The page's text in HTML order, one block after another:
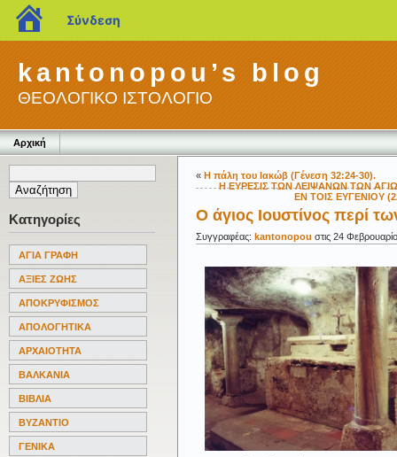
kantonopou’s blog
ΘΕΟΛΟΓΙΚΟ ΙΣΤΟΛΟΓΙΟ
Αρχική
Κατηγορίες
ΑΓΙΑ ΓΡΑΦΗ
ΑΞΙΕΣ ΖΩΗΣ
ΑΠΟΚΡΥΦΙΣΜΟΣ
ΑΠΟΛΟΓΗΤΙΚΑ
ΑΡΧΑΙΟΤΗΤΑ
ΒΑΛΚΑΝΙΑ
ΒΙΒΛΙΑ
ΒΥΖΑΝΤΙΟ
ΓΕΝΙΚΑ
« Η πάλη του Ιακώβ (Γένεση 32:24-30).
Η ΕΥΡΕΣΙΣ ΤΩΝ ΛΕΙΨΑΝΩΝ ΤΩΝ
ΕΝ ΤΟΙΣ ΕΥΓΕΝΙΟΥ
Ο άγιος Ιουστίνος περί
Συγγραφέας: kantonopou στις 24
blogs.sch.gr
Σύνδεση